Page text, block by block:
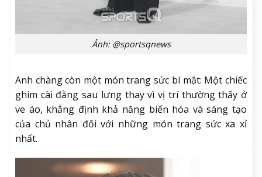
Ảnh: @sportsqnews
Anh chàng còn một món trang sức bí mật: Một chiếc
ghim cài đằng sau lưng thay vì vị trí thường thấy ở
ve áo, khẳng định khả năng biến hóa và sáng tạo
của chủ nhân đối với những món trang sức xa xỉ
nhất.